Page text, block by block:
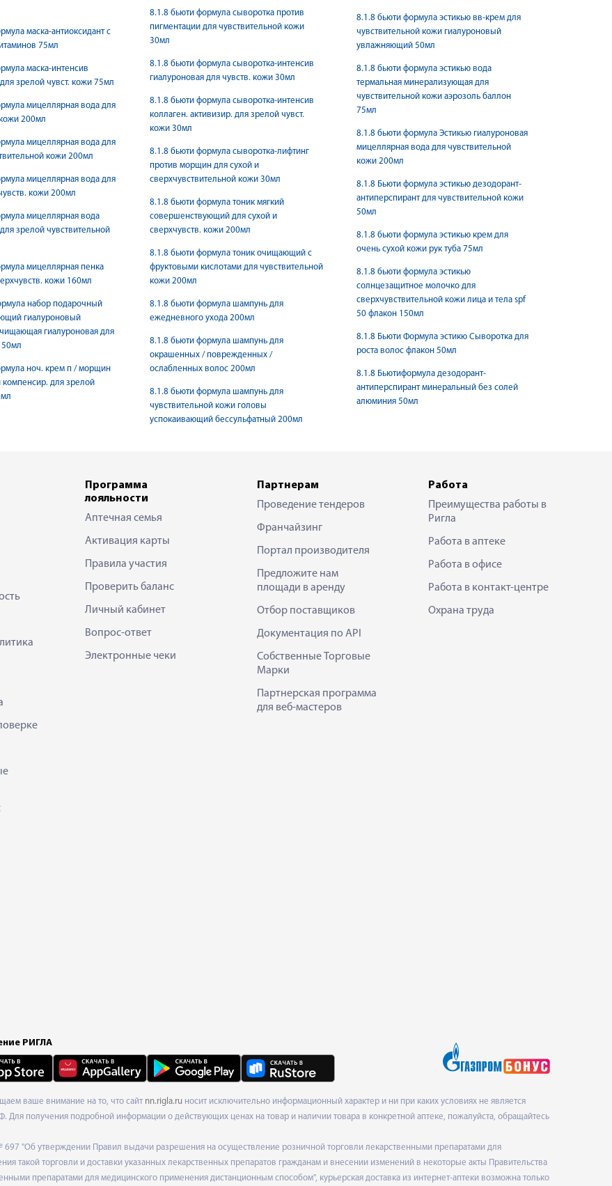
маска-антиоксидант с
75мл
маска-интенсив
зрелой чувст. кожи 75мл
мицеллярная вода для
200мл
мицеллярная вода для
кожи 200мл
мицеллярная вода для
кожи 200мл
мицеллярная вода
зрелой чувствительной
мицеллярная пенка
кожи 160мл
набор подарочный
гиалуроновый
гиалуроновая для
ноч. крем п / морщин
компенсир. для зрелой
8.1.8 бьюти формула сыворотка против
пигментации для чувствительной кожи
30мл
8.1.8 бьюти формула сыворотка-интенсив
гиалуроновая для чувств. кожи 30мл
8.1.8 бьюти формула сыворотка-интенсив
коллаген. активизир. для зрелой чувст.
кожи 30мл
8.1.8 бьюти формула сыворотка-лифтинг
против морщин для сухой и
сверхчувствительной кожи 30мл
8.1.8 бьюти формула тоник мягкий
совершенствующий для сухой и
сверхчувств. кожи 200мл
8.1.8 бьюти формула тоник очищающий с
фруктовыми кислотами для чувствительной
кожи 200мл
8.1.8 бьюти формула шампунь для
ежедневного ухода 200мл
8.1.8 бьюти формула шампунь для
окрашенных / поврежденных /
ослабленных волос 200мл
8.1.8 бьюти формула шампунь для
чувствительной кожи головы
успокаивающий бессульфатный 200мл
8.1.8 бьюти формула эстикью вв-крем для
чувствительной кожи гиалуроновый
увлажняющий 50мл
8.1.8 бьюти формула эстикью вода
термальная минерализующая для
чувствительной кожи аэрозоль баллон
75мл
8.1.8 бьюти формула Эстикью гиалуроновая
мицеллярная вода для чувствительной
кожи 200мл
8.1.8 Бьюти формула эстикью дезодорант-
антиперспирант для чувствительной кожи
50мл
8.1.8 бьюти формула эстикью крем для
очень сухой кожи рук туба 75мл
8.1.8 бьюти формула эстикью
солнцезащитное молочко для
сверхчувствительной кожи лица и тела spf
50 флакон 150мл
8.1.8 Бьюти Формула эстикю Сыворотка для
роста волос флакон 50мл
8.1.8 Бьютиформула дезодорант-
антиперспирант минеральный без солей
алюминия 50мл
Программа
лояльности
Аптечная семья
Активация карты
Правила участия
Проверить баланс
Личный кабинет
Вопрос-ответ
Электронные чеки
Партнерам
Проведение тендеров
Франчайзинг
Портал производителя
Предложите нам
площади в аренду
Отбор поставщиков
Документация по API
Собственные Торговые
Марки
Партнерская программа
для веб-мастеров
Работа
Преимущества работы в
Ригла
Работа в аптеке
Работа в офисе
Работа в контакт-центре
Охрана труда
РИГЛА
ваше внимание на то, что сайт nn.rigla.ru носит исключительно информационный характер и ни при каких условиях не является
получения подробной информации о действующих ценах на товар и наличии товара в конкретной аптеке, пожалуйста, обращайтесь
"Об утверждении Правил выдачи разрешения на осуществление розничной торговли лекарственными препаратами для
такой торговли и доставки указанных лекарственных препаратов гражданам и внесении изменений в некоторые акты Правительства
препаратами для медицинского применения дистанционным способом", курьерская доставка из интернет-аптеки возможна только